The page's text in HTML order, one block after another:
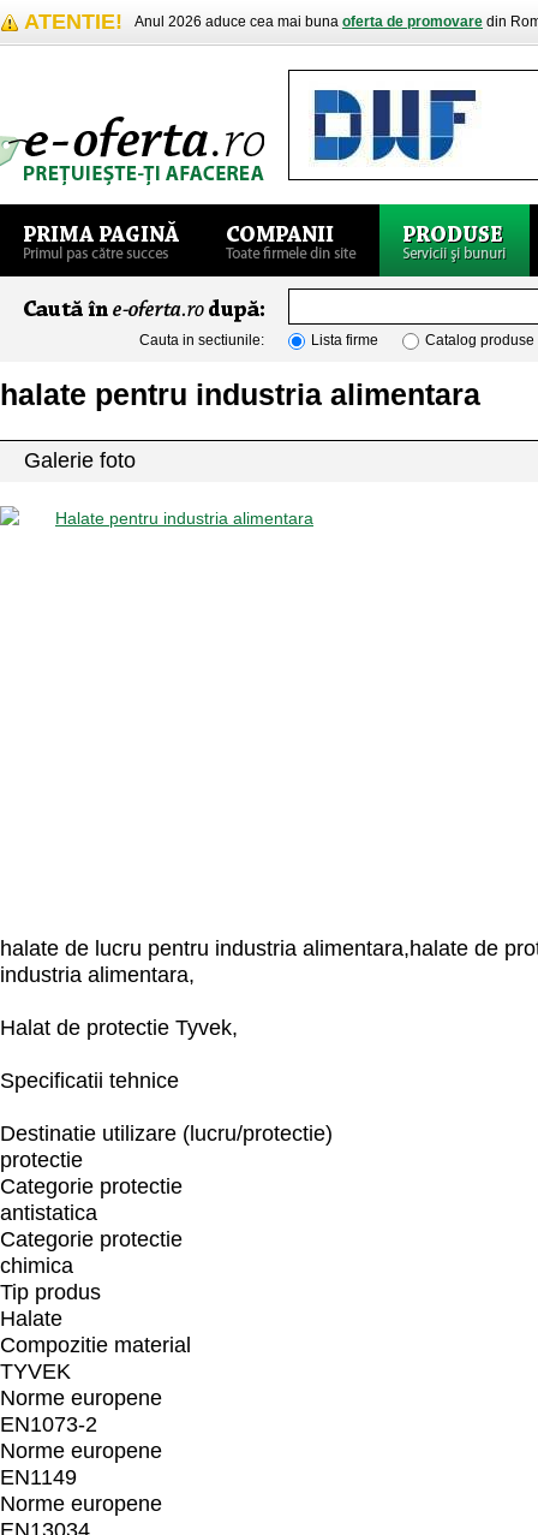
ATENTIE! Anul 2026 aduce cea mai buna oferta de promovare din
Cauta in sectiunile: Lista firme Catalog produse
halate pentru industria alimentara
Galerie foto
halate de lucru pentru industria alimentara,halate de
industria alimentara,
Halat de protectie Tyvek,
Specificatii tehnice
Destinatie utilizare (lucru/protectie)
protectie
Categorie protectie
antistatica
Categorie protectie
chimica
Tip produs
Halate
Compozitie material
TYVEK
Norme europene
EN1073-2
Norme europene
EN1149
Norme europene
EN13034